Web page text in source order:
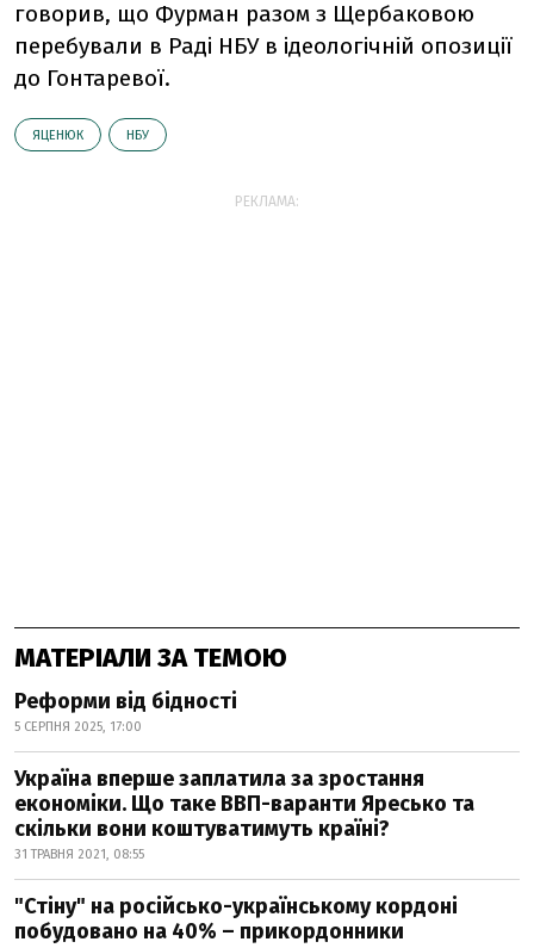
говорив, що Фурман разом з Щербаковою
перебували в Раді НБУ в ідеологічній опозиції
до Гонтаревої.
ЯЦЕНЮК НБУ
РЕКЛАМА:
МАТЕРІАЛИ ЗА ТЕМОЮ
Реформи від бідності
5 СЕРПНЯ 2025, 17:00
Україна вперше заплатила за зростання
економіки. Що таке ВВП-варанти Яресько та
скільки вони коштуватимуть країні?
31 ТРАВНЯ 2021, 08:55
"Стіну" на російсько-українському кордоні
побудовано на 40% – прикордонники